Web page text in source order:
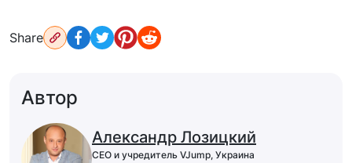
Share
Автор
Александр Лозицкий
CEO и учредитель VJump, Украина